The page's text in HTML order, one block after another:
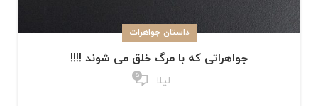
داستان جواهرات
جواهراتی که با مرگ خلق می شوند !!!!
لیلا 5